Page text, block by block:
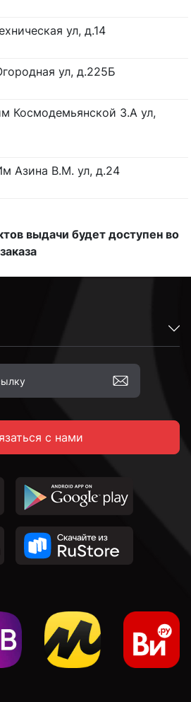
ул, д.14
ул, д.225Б
Космодемьянской З.А ул,
Азина В.М. ул, д.24
выдачи будет доступен во
с нами